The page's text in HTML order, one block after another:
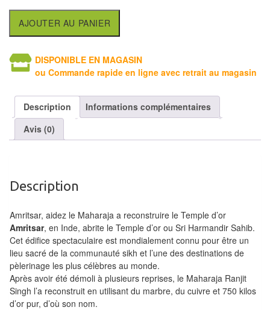
Logiciels
d'échecs
Livres
en
Livres
en
français
Accessoires
Jeux
de
société
Jeux
de
AJOUTER AU PANIER
DISPONIBLE EN MAGASIN
ou Commande rapide en ligne avec retrait au magasin
Description
Informations complémentaires
Avis (0)
Description
Amritsar, aidez le Maharaja a reconstruire le Temple d’or
Amritsar, en Inde, abrite le Temple d’or ou Sri Harmandir Sahib.
Cet édifice spectaculaire est mondialement connu pour être un
lieu sacré de la communauté sikh et l’une des destinations de
pèlerinage les plus célèbres au monde.
Après avoir été démoli à plusieurs reprises, le Maharaja Ranjit
Singh l’a reconstruit en utilisant du marbre, du cuivre et 750 kilos
d’or pur, d’où son nom.